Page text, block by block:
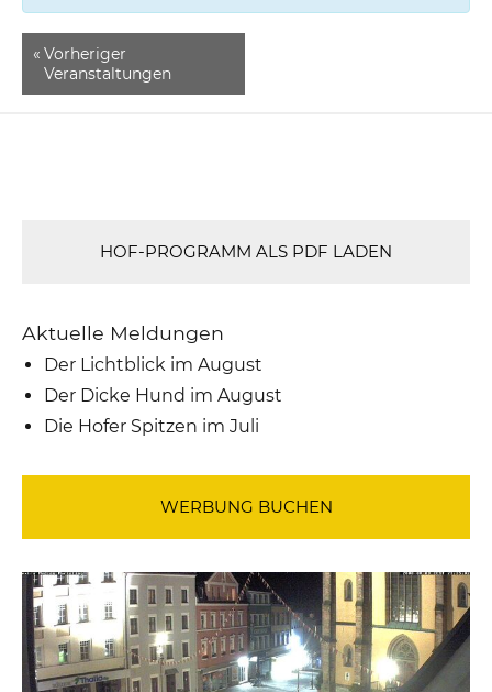
« Vorheriger
Veranstaltungen
HOF-PROGRAMM ALS PDF LADEN
Aktuelle Meldungen
Der Lichtblick im August
Der Dicke Hund im August
Die Hofer Spitzen im Juli
WERBUNG BUCHEN